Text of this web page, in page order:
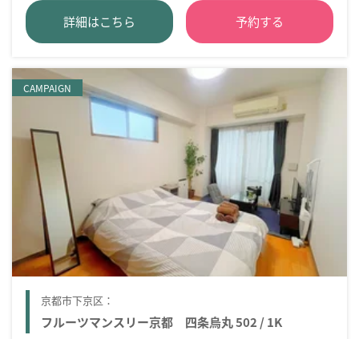
詳細はこちら 予約する
CAMPAIGN
京都市下京区：
フルーツマンスリー京都 四条烏丸 502 / 1K